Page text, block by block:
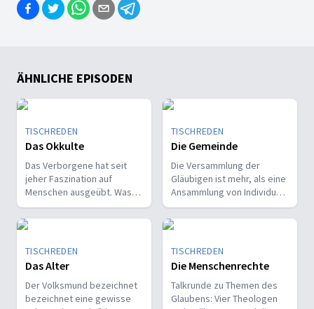
ÄHNLICHE EPISODEN
TISCHREDEN
Das Okkulte
Das Verborgene hat seit
jeher Faszination auf
Menschen ausgeübt. Was
sucht der Mensch im
Verborgenen und was hofft
er, zu finden? Die Bibel
warnt eindringlich vor
Erkenntiswegen, die sich
auf den Gegenspieler
Gottes berufen. Doch wo
verlaufen die Grenzen?
TISCHREDEN
Die Gemeinde
Die Versammlung der
Gläubigen ist mehr, als eine
Ansammlung von Individuen.
Die Gemeinde ist ein
lebendiger Organismus, ein
Abbild des Leibes Christi.
Jeder darf empfangen,
jeder darf geben - Ideal
oder Wirklichkeit?
TISCHREDEN
Das Alter
Der Volksmund bezeichnet
bezeichnet eine gewisse
TISCHREDEN
Die Menschenrechte
Talkrunde zu Themen des
Glaubens: Vier Theologen